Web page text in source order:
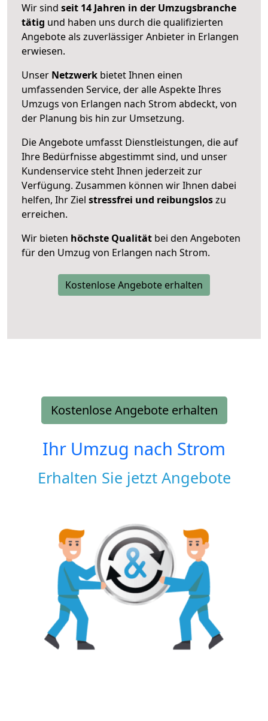
Wir sind seit 14 Jahren in der Umzugsbranche
tätig und haben uns durch die qualifizierten
Angebote als zuverlässiger Anbieter in Erlangen
erwiesen.
Unser Netzwerk bietet Ihnen einen
umfassenden Service, der alle Aspekte Ihres
Umzugs von Erlangen nach Strom abdeckt, von
der Planung bis hin zur Umsetzung.
Die Angebote umfasst Dienstleistungen, die auf
Ihre Bedürfnisse abgestimmt sind, und unser
Kundenservice steht Ihnen jederzeit zur
Verfügung. Zusammen können wir Ihnen dabei
helfen, Ihr Ziel stressfrei und reibungsloszu
erreichen.
Wir bieten höchste Qualität bei den Angeboten
für den Umzug von Erlangen nach Strom.
Kostenlose Angebote erhalten
Kostenlose Angebote erhalten
Ihr Umzug nach Strom
Erhalten Sie jetzt Angebote